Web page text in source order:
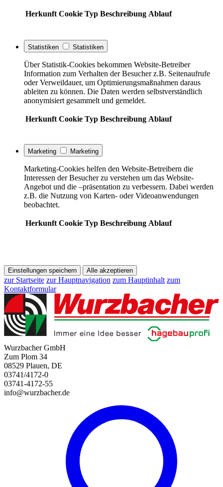
Herkunft Cookie Typ Beschreibung Ablauf
Statistiken Statistiken
Über Statistik-Cookies bekommen Website-Betreiber
Information zum Verhalten der Besucher z.B. Seitenaufrufe
oder Verweildauer, um Optimierungsmaßnahmen daraus
ableiten zu können. Die Daten werden selbstverständlich
anonymisiert gesammelt und gemeldet.
Herkunft Cookie Typ Beschreibung Ablauf
Marketing Marketing
Marketing-Cookies helfen den Website-Betreibern die
Interessen der Besucher zu verstehen um das Website-
Angebot und die –präsentation zu verbessern. Dabei werden
z.B. die Nutzung von Karten- oder Videoanwendungen
beobachtet.
Herkunft Cookie Typ Beschreibung Ablauf
Einstellungen speichern Alle akzeptieren
zur Startseite zur Hauptnavigation zum Hauptinhalt zum
Kontaktformular
Wurzbacher GmbH
Zum Plom 34
08529 Plauen, DE
03741/4172-0
03741-4172-55
info@wurzbacher.de